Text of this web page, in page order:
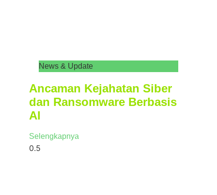
News & Update
Ancaman Kejahatan Siber
dan Ransomware Berbasis
AI
Selengkapnya